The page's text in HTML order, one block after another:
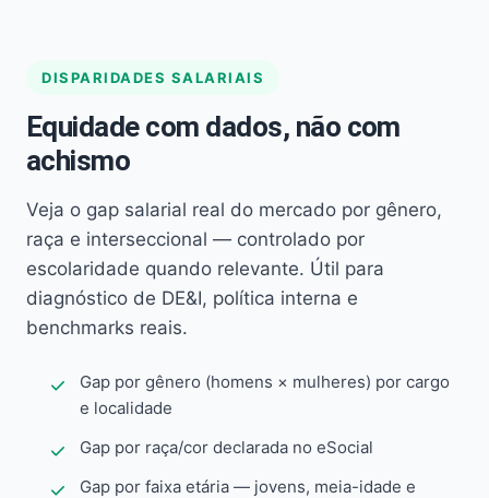
DISPARIDADES SALARIAIS
Equidade com dados, não com
achismo
Veja o gap salarial real do mercado por gênero,
raça e interseccional — controlado por
escolaridade quando relevante. Útil para
diagnóstico de DE&I, política interna e
benchmarks reais.
Gap por gênero (homens × mulheres) por cargo
e localidade
Gap por raça/cor declarada no eSocial
Gap por faixa etária — jovens, meia-idade e